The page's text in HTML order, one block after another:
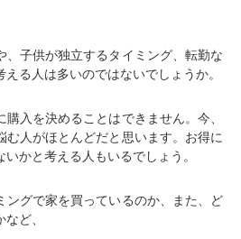
、子供が独立するタイミング、転勤な
る人は多いのではないでしょうか。
入を決めることはできません。今、
む人がほとんどだと思います。お得に
かと考える人もいるでしょう。
ングで家を買っているのか、また、ど
ど、